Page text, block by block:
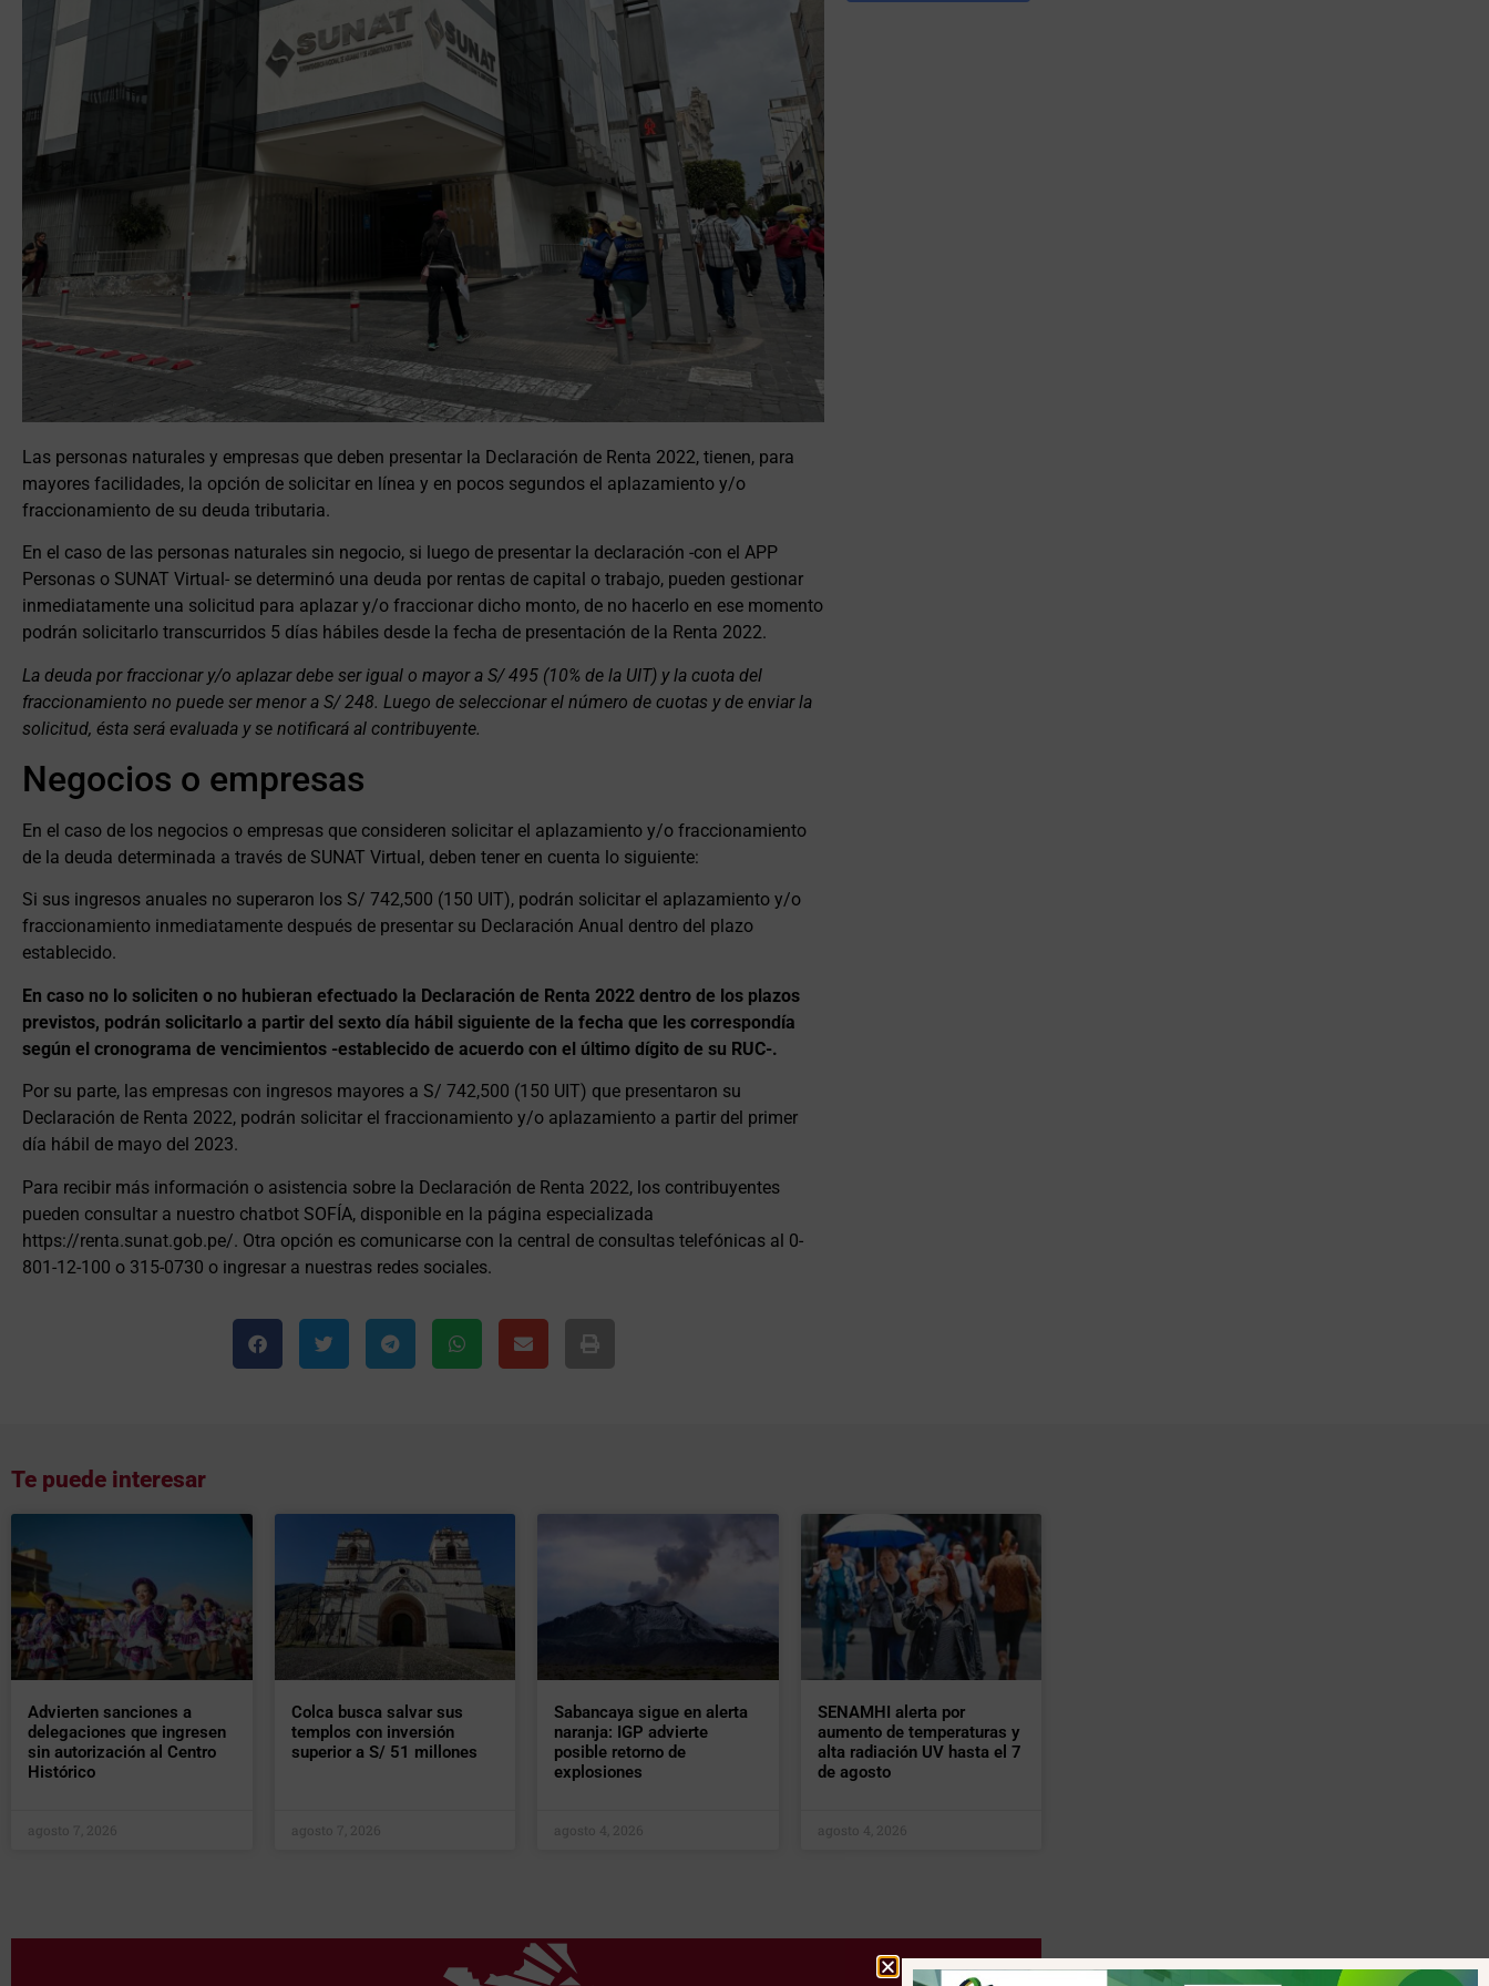
Las personas naturales y empresas que deben presentar la Declaración de Renta 2022, tienen, para
mayores facilidades, la opción de solicitar en línea y en pocos segundos el aplazamiento y/o
fraccionamiento de su deuda tributaria.
En el caso de las personas naturales sin negocio, si luego de presentar la declaración -con el APP
Personas o SUNAT Virtual- se determinó una deuda por rentas de capital o trabajo, pueden gestionar
inmediatamente una solicitud para aplazar y/o fraccionar dicho monto, de no hacerlo en ese momento
podrán solicitarlo transcurridos 5 días hábiles desde la fecha de presentación de la Renta 2022.
La deuda por fraccionar y/o aplazar debe ser igual o mayor a S/ 495 (10% de la UIT) y la cuota del
fraccionamiento no puede ser menor a S/ 248. Luego de seleccionar el número de cuotas y de enviar la
solicitud, ésta será evaluada y se notificará al contribuyente.
Negocios o empresas
En el caso de los negocios o empresas que consideren solicitar el aplazamiento y/o fraccionamiento
de la deuda determinada a través de SUNAT Virtual, deben tener en cuenta lo siguiente:
Si sus ingresos anuales no superaron los S/ 742,500 (150 UIT), podrán solicitar el aplazamiento y/o
fraccionamiento inmediatamente después de presentar su Declaración Anual dentro del plazo
establecido.
En caso no lo soliciten o no hubieran efectuado la Declaración de Renta 2022 dentro de los plazos
previstos, podrán solicitarlo a partir del sexto día hábil siguiente de la fecha que les correspondía
según el cronograma de vencimientos -establecido de acuerdo con el último dígito de su RUC-.
Por su parte, las empresas con ingresos mayores a S/ 742,500 (150 UIT) que presentaron su
Declaración de Renta 2022, podrán solicitar el fraccionamiento y/o aplazamiento a partir del primer
día hábil de mayo del 2023.
Para recibir más información o asistencia sobre la Declaración de Renta 2022, los contribuyentes
pueden consultar a nuestro chatbot SOFÍA, disponible en la página especializada
https://renta.sunat.gob.pe/. Otra opción es comunicarse con la central de consultas telefónicas al 0-
801-12-100 o 315-0730 o ingresar a nuestras redes sociales.
Te puede interesar
Advierten sanciones a
delegaciones que ingresen
sin autorización al Centro
Histórico
agosto 7, 2026
Colca busca salvar sus
templos con inversión
superior a S/ 51 millones
agosto 7, 2026
Sabancaya sigue en alerta
naranja: IGP advierte
posible retorno de
explosiones
agosto 4, 2026
SENAMHI alerta por
aumento de temperaturas y
alta radiación UV hasta el 7
de agosto
agosto 4, 2026